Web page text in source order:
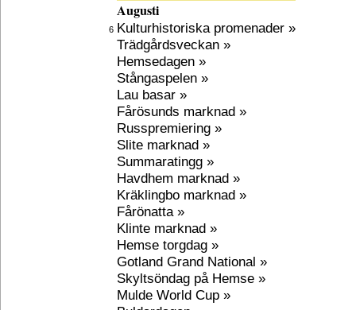
Augusti
6 Kulturhistoriska promenader »
Trädgårdsveckan »
Hemsedagen »
Stångaspelen »
Lau basar »
Fårösunds marknad »
Russpremiering »
Slite marknad »
Summaratingg »
Havdhem marknad »
Kräklingbo marknad »
Fårönatta »
Klinte marknad »
Hemse torgdag »
Gotland Grand National »
Skyltsöndag på Hemse »
Mulde World Cup »